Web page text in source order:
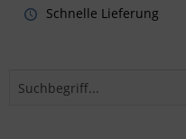
Schnelle Lieferung